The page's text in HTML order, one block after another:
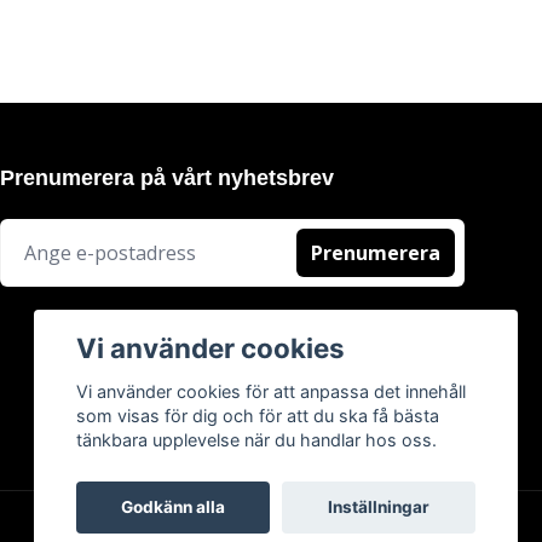
Prenumerera på vårt nyhetsbrev
Prenumerera
Vi använder cookies
Vi använder cookies för att anpassa det innehåll
som visas för dig och för att du ska få bästa
tänkbara upplevelse när du handlar hos oss.
Godkänn alla Inställningar